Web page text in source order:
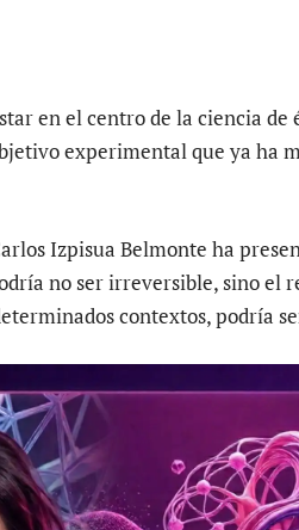
en el centro de la ciencia de
experimental que ya ha
Izpisua Belmonte ha
no ser irreversible, sino el
contextos, podría